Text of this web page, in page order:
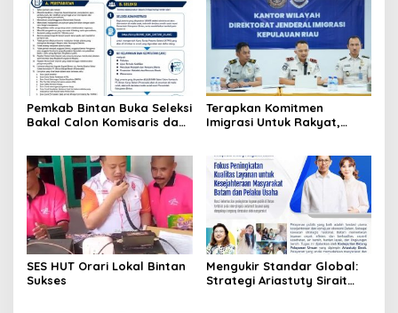
Pemkab Bintan Buka Seleksi
Bakal Calon Komisaris dan
Terapkan Komitmen
Imigrasi Untuk Rakyat,
Penghargaan
SES HUT Orari Lokal Bintan
Sukses
Mengukir Standar Global:
Strategi Ariastuty Sirait